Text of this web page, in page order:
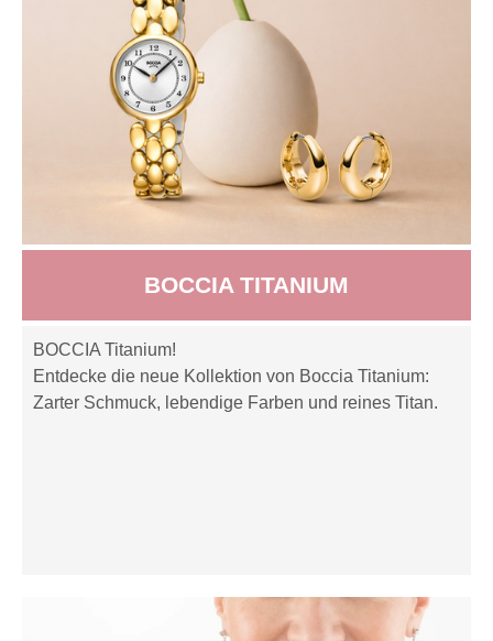
BOCCIA TITANIUM
BOCCIA Titanium!
Entdecke die neue Kollektion von Boccia Titanium:
Zarter Schmuck, lebendige Farben und reines Titan.